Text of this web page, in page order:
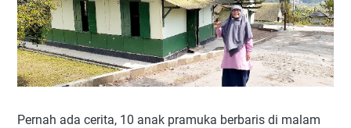
Pernah ada cerita, 10 anak pramuka berbaris di malam